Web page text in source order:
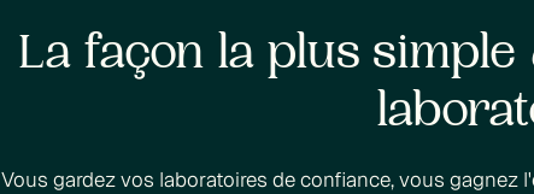
La façon la plus simple
Vous gardez vos laboratoires de confiance, vous